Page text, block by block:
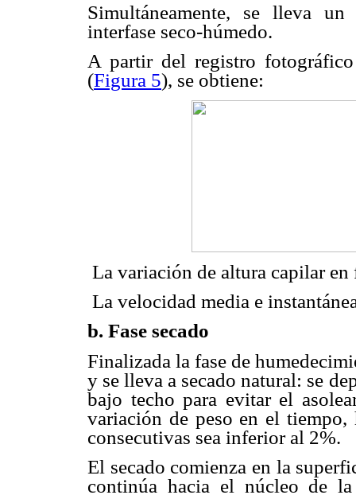
Simultáneamente, se lleva
interfase seco-húmedo.
A partir del registro
(Figura 5), se obtiene:
 La variación de altura capilar
 La velocidad media e
b. Fase secado
Finalizada la fase de
y se lleva a secado natural: se
bajo techo para evitar el
variación de peso en el tiempo,
consecutivas sea inferior al 2%.
El secado comienza en la
continúa hacia el núcleo de